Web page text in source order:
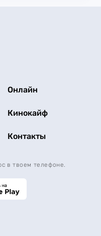
Онлайн
Кинокайф
Контакты
в твоем телефоне.